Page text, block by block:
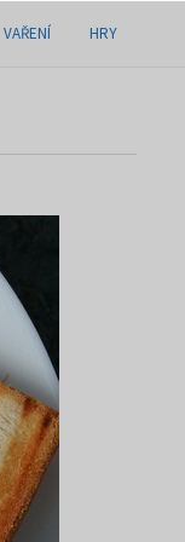
VAŘENÍ HRY